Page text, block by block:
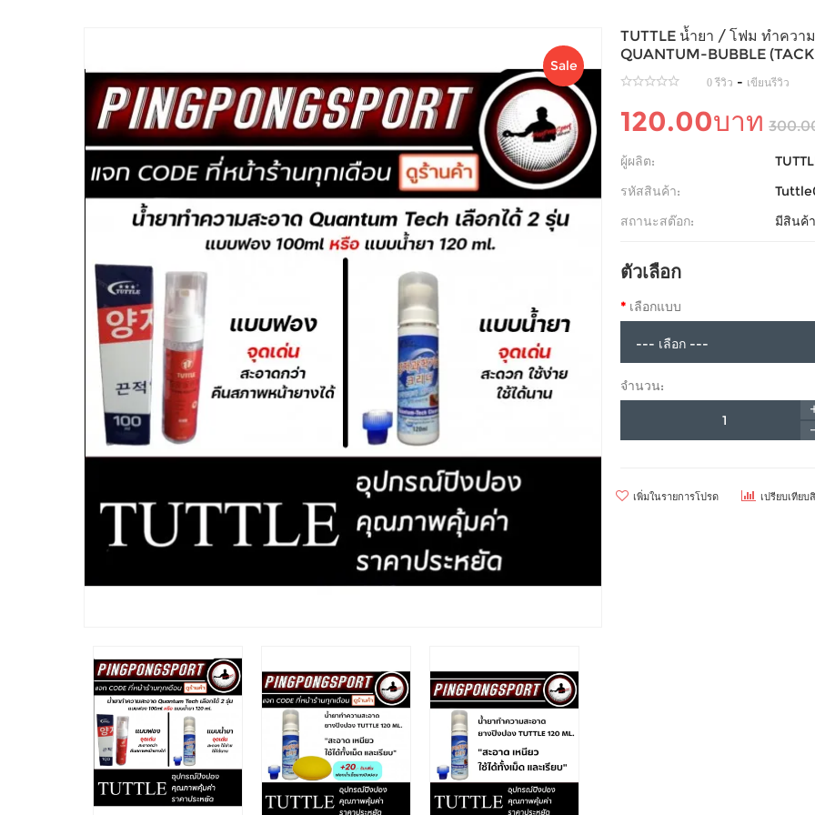
Sale
TUTTLE น้ำยา / โฟม ทำควา
QUANTUM-BUBBLE
0 รีวิว - เขียนรีวิว
120.00บาท
ผู้ผลิต:
รหัสสินค้า:
สถานะสต๊อก:
มีสินค้
ตัวเลือก
เลือกแบบ
จำนวน:
เพิ่มในรายการโปรด เปรียบเทียบ